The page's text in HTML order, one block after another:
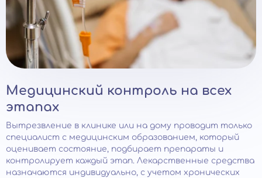
Медицинский контроль на всех
этапах
Вытрезвление в клинике или на дому проводит только
специалист с медицинским образованием, который
оценивает состояние, подбирает препараты и
контролирует каждый этап. Лекарственные средства
назначаются индивидуально, с учетом хронических